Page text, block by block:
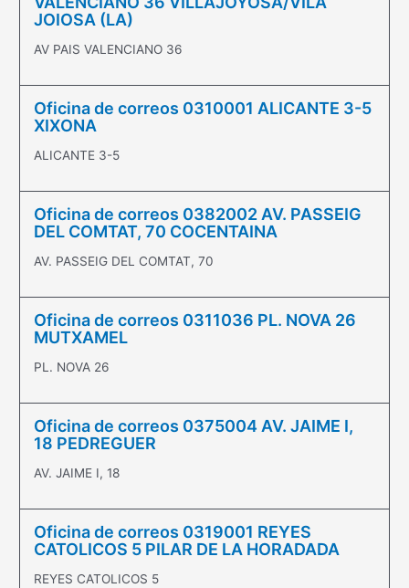
JOIOSA (LA)
AV PAIS VALENCIANO 36
Oficina de correos 0310001 ALICANTE 3-5
XIXONA
ALICANTE 3-5
Oficina de correos 0382002 AV. PASSEIG
DEL COMTAT, 70 COCENTAINA
AV. PASSEIG DEL COMTAT, 70
Oficina de correos 0311036 PL. NOVA 26
MUTXAMEL
PL. NOVA 26
Oficina de correos 0375004 AV. JAIME I,
18 PEDREGUER
AV. JAIME I, 18
Oficina de correos 0319001 REYES
CATOLICOS 5 PILAR DE LA HORADADA
REYES CATOLICOS 5